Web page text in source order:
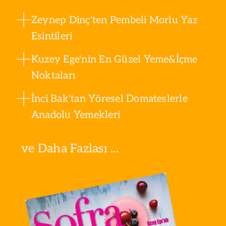
Zeynep Dinç'ten Pembeli Morlu Yaz
Esintileri
Kuzey Ege'nin En Güzel Yeme&İçme
Noktaları
İnci Bak'tan Yöresel Domateslerle
Anadolu Yemekleri
ve Daha Fazlası ...